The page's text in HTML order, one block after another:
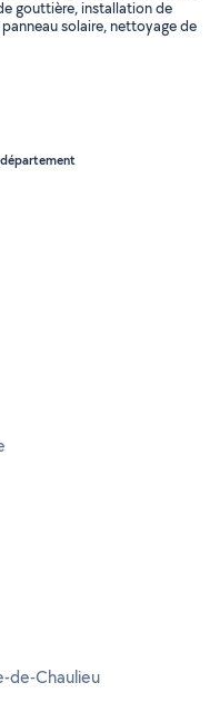
gouttière, installation de
solaire, nettoyage de
de-Chaulieu